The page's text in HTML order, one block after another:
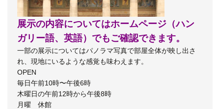
展示の内容についてはホームページ（ハン
ガリー語、英語）でもご確認できます。
一部の展示についてはパノラマ写真で部屋全体が映し出さ
れ、現地にいるような感覚も味わえます。
OPEN
毎日午前10時〜午後6時
木曜日の午前12時から午後8時
月曜 休館